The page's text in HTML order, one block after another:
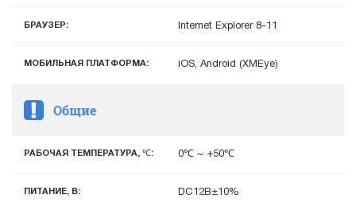
БРАУЗЕР: Internet Explorer 8-11
МОБИЛЬНАЯ ПЛАТФОРМА: iOS, Android (XMEye)
Общие
РАБОЧАЯ ТЕМПЕРАТУРА, ℃: 0℃ ~ +50℃
ПИТАНИЕ, В: DC12В±10%